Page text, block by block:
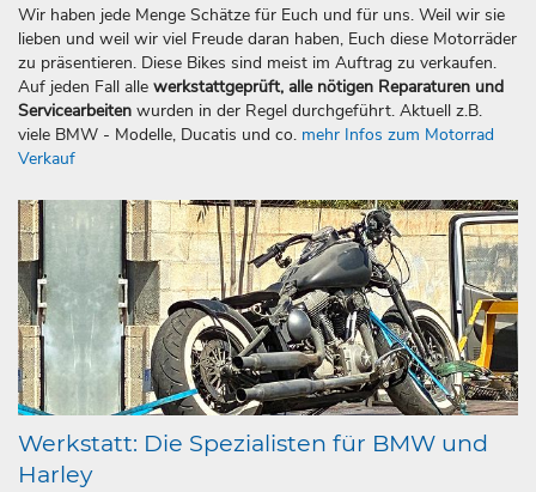
Wir haben jede Menge Schätze für Euch und für uns. Weil wir sie
lieben und weil wir viel Freude daran haben, Euch diese Motorräder
zu präsentieren. Diese Bikes sind meist im Auftrag zu verkaufen.
Auf jeden Fall alle werkstattgeprüft, alle nötigen Reparaturen und
Servicearbeiten wurden in der Regel durchgeführt. Aktuell z.B.
viele BMW - Modelle, Ducatis und co. mehr Infos zum Motorrad
Verkauf
Werkstatt: Die Spezialisten für BMW und
Harley